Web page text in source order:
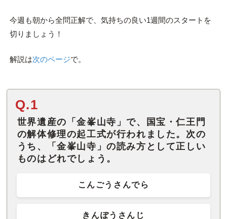
今週も朝から全問正解で、気持ちの良い1週間のスタートを
切りましょう！
解説は次のページで。
Q.1
世界遺産の「金峯山寺」で、国宝・仁王門
の解体修理の起工式が行われました。次の
うち、「金峯山寺」の読み方として正しい
ものはどれでしょう。
こんごうさんでら
きんぽうさんじ